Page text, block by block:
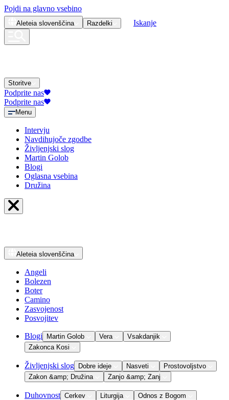
Pojdi na glavno vsebino
Aleteia slovenščina Razdelki Iskanje
Storitve
Podprite nas
Podprite nas
Menu
Intervju
Navdihujoče zgodbe
Življenjski slog
Martin Golob
Blogi
Oglasna vsebina
Družina
Aleteia slovenščina
Angeli
Bolezen
Boter
Camino
Zasvojenost
Posvojitev
Blogi Martin Golob Vera
Vsakdanjik
Zakonca Kosi
Življenjski slog Dobre ideje Nasveti
Prostovoljstvo
Zakon &amp; Družina
Zanjo &amp; Zanj
Duhovnost Cerkev Liturgija
Odnos z Bogom